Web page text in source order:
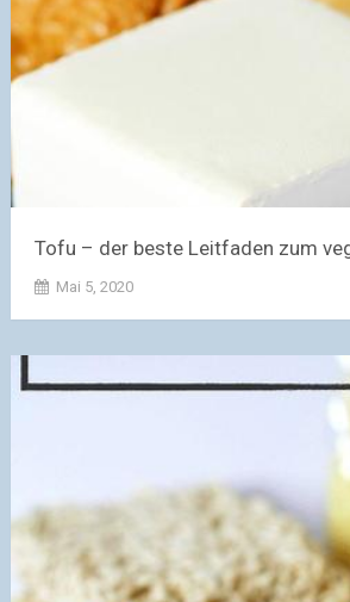
Tofu – der beste Leitfaden zum
Mai 5, 2020